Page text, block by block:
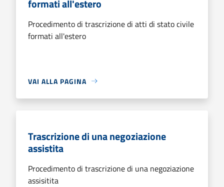
formati all'estero
Procedimento di trascrizione di atti di stato civile
formati all'estero
VAI ALLA PAGINA
Trascrizione di una negoziazione
assistita
Procedimento di trascrizione di una negoziazione
assisitita